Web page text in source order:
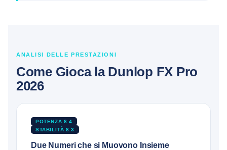
ANALISI DELLE PRESTAZIONI
Come Gioca la Dunlop FX Pro
2026
POTENZA 8.4
STABILITÀ 8.3
Due Numeri che si Muovono Insieme